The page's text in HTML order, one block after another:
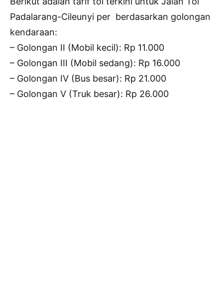
Padalarang-Cileunyi per berdasarkan golongan
kendaraan:
– Golongan II (Mobil kecil): Rp 11.000
– Golongan III (Mobil sedang): Rp 16.000
– Golongan IV (Bus besar): Rp 21.000
– Golongan V (Truk besar): Rp 26.000